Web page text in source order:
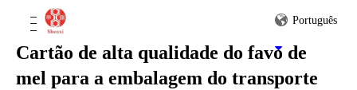
Português
Cartão de alta qualidade do favo de
mel para a embalagem do transporte